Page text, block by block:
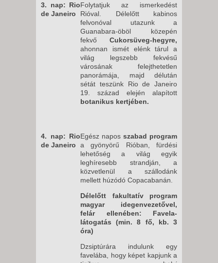
3. nap: Rio
de Janeiro
Folytatjuk az ismerkedést
Rióval. Délelőtt kabinos
felvonóval utazunk a
Guanabara-öböl közepén
fekvő Cukorsüveg-hegyre,
ahonnan ismét elénk tárul a
világ legszebb fekvésű
városának felejthetetlen
panorámája, majd délután
sétát teszünk Rio de Janeiro
19. század elején alapított
botanikus kertjében.
4. nap: Rio
de Janeiro
Egész napos szabad program
a gyönyörű Rióban, fürdési
lehetőség a világ egyik
leghíresebb strandján, a
közvetlenül a szállodánk
mellett húzódó Copacabanán.
Délelőtt fakultatív program
magyar idegenvezetővel,
felár ellenében: Favela-
látogatás (min. 8 fő, kb. 3
óra)
Dzsiptúrára indulunk egy
favelába, hogy képet kapjunk a